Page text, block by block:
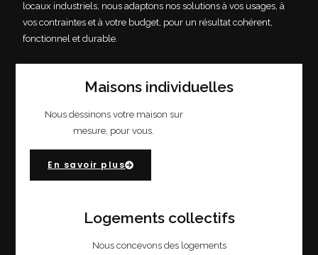
locaux industriels, nous adaptons nos solutions à vos usages, à
vos contraintes et à votre budget, pour un résultat cohérent,
fonctionnel et durable.
Maisons individuelles
Nous dessinons votre maison sur
mesure, pour vous.
En savoir plus
Logements collectifs
Nous concevons des logements